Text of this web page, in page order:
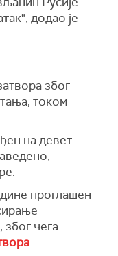
додао је
због
током
на девет
проглашен
због чега
.